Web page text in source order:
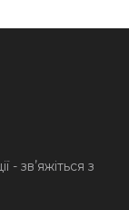
- звʼяжіться з